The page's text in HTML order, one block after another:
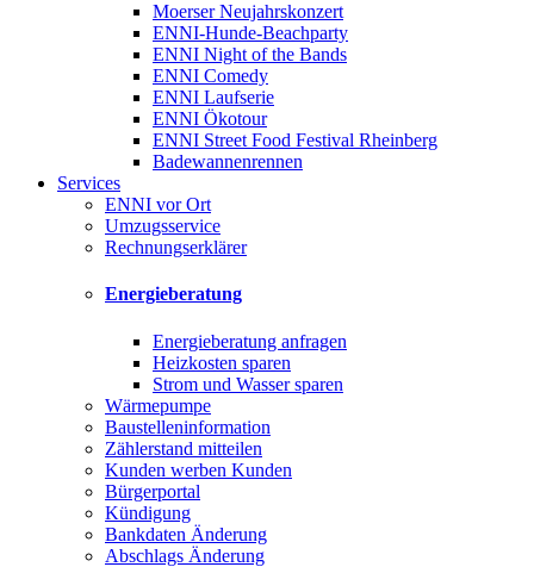
Moerser Neujahrskonzert
ENNI-Hunde-Beachparty
ENNI Night of the Bands
ENNI Comedy
ENNI Laufserie
ENNI Ökotour
ENNI Street Food Festival Rheinberg
Badewannenrennen
Services
ENNI vor Ort
Umzugsservice
Rechnungserklärer
Energieberatung
Energieberatung anfragen
Heizkosten sparen
Strom und Wasser sparen
Wärmepumpe
Baustelleninformation
Zählerstand mitteilen
Kunden werben Kunden
Bürgerportal
Kündigung
Bankdaten Änderung
Abschlags Änderung